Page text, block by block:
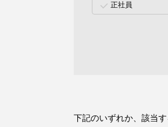
正社員
下記のいずれか、該当す